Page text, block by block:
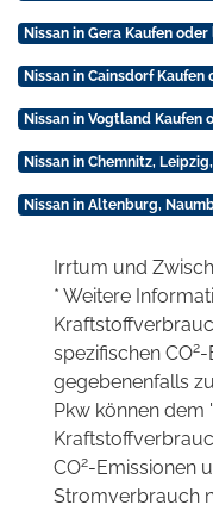
Nissan in Gera Kaufen oder
Nissan in Cainsdorf Kaufen
Nissan in Vogtland Kaufen
Nissan in Chemnitz,
Nissan in Altenburg,
Irrtum und
* Weitere
spezifischen CO2-
gegebenenfalls
Pkw können dem
CO2-Emissionen
Stromverbrauch